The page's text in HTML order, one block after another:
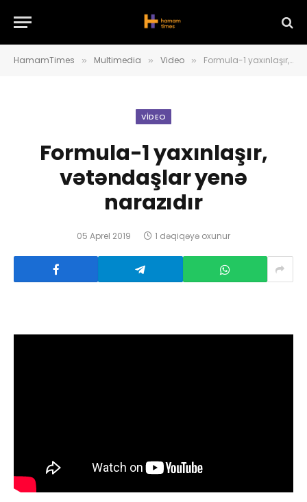
HamamTimes » Multimedia » Video » Formula-1 yaxınlaşır, vətəndaşlar yenə narazıdır
VIDEO
Formula-1 yaxınlaşır,
vətəndaşlar yenə
narazıdır
05 Aprel 2019 1 dəqiqəyə oxunur